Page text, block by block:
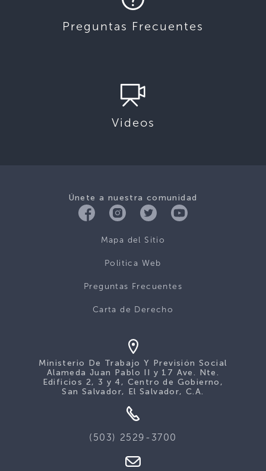
Preguntas Frecuentes
Videos
Únete a nuestra comunidad
Mapa del Sitio
Politica Web
Preguntas Frecuentes
Carta de Derecho
Ministerio De Trabajo Y Previsión Social
Alameda Juan Pablo II y 17 Ave. Nte.
Edificios 2, 3 y 4, Centro de Gobierno,
San Salvador, El Salvador, C.A.
(503) 2529-3700